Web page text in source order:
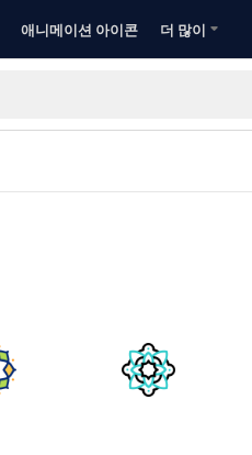
애니메이션 아이콘 더 많이